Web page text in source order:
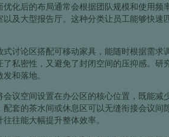
化后的布局通常会根据团队规模和使用频
及大型报告厅。这种分类让员工能够快速
讨论区搭配可移动家具，能随时根据需求
私密性，又避免了封闭空间的压抑感。研
和落地。
议空间设置在办公区的核心位置，既能减
套的茶水间或休息区可以无缝衔接会议间
往能大幅提升整体效率。